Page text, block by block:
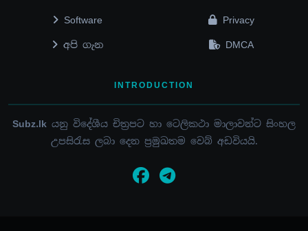
Software
අපි ගැන
Privacy
DMCA
INTRODUCTION
Subz.lk යනු විදේශීය චිත්‍රපට හා ටෙලිකථා මාලාවන්ට සිංහල
උපසිරැස ලබා දෙන ප්‍රමුඛතම වෙබ් අඩවියයි.